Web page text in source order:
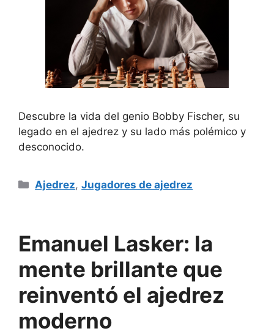
Descubre la vida del genio Bobby Fischer, su
legado en el ajedrez y su lado más polémico y
desconocido.
Categorías
Ajedrez,Jugadores de ajedrez
Emanuel Lasker: la
mente brillante que
reinventó el ajedrez
moderno